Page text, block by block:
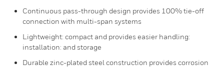
Continuous pass-through design provides 100% tie-off
connection with multi-span systems
Lightweight: compact and provides easier handling:
installation: and storage
Durable zinc-plated steel construction provides corrosion